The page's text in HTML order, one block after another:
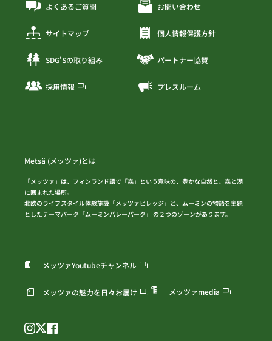
よくあるご質問
サイトマップ
SDG’Sの取り組み
採用情報
お問い合わせ
個人情報保護方針
パートナー協賛
プレスルーム
Metsä (メッツァ)とは
「メッツァ」は、フィンランド語で「森」という意味の、豊かな自然と、森と湖
に囲まれた場所。
北欧のライフスタイル体験施設「メッツァビレッジ」と、ムーミンの物語を主題
としたテーマパーク「ムーミンバレーパーク」 の２つのゾーンがあります。
メッツァYoutubeチャンネル
メッツァの魅力を日々お届け メッツァmedia